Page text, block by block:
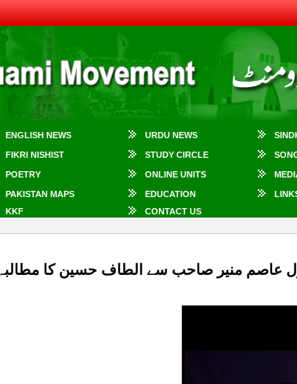
ENGLISH NEWS URDU NEWS
FIKRI NISHIST STUDY CIRCLE
POETRY ONLINE UNITS
PAKISTAN MAPS EDUCATION
KKF CONTACT US
عاصم منیر صاحب سے الطاف حسین کا مطالبہ